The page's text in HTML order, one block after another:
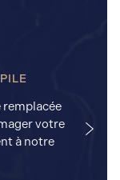
remplacée
votre
à notre